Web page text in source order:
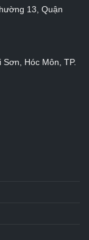
13, Quận
Hóc Môn, TP.